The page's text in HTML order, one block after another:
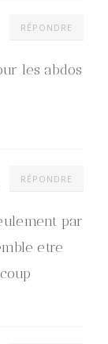
RÉPONDRE
les abdos
RÉPONDRE
par
etre